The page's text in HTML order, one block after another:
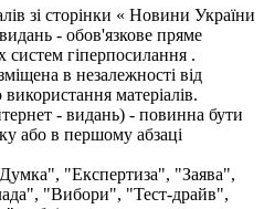
зі сторінки « Новини України
- обов'язкове пряме
систем гіперпосилання .
в незалежності від
матеріалів.
- видань) - повинна бути
або в першому абзаці
"Експертиза", "Заява",
"Вибори", "Тест-драйв",